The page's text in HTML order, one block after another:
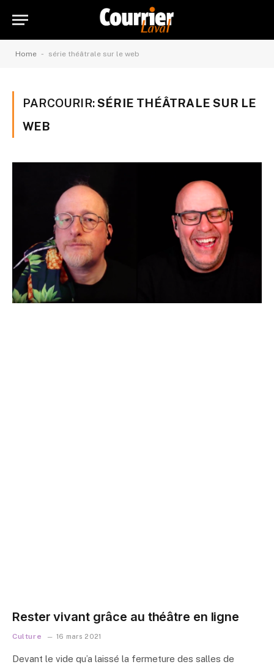
Home - série théâtrale sur le web
PARCOURIR:SÉRIE THÉÂTRALE SUR LE
WEB
Rester vivant grâce au théâtre en ligne
Culture 16 mars 2021
Devant le vide qu’a laissé la fermeture des salles de